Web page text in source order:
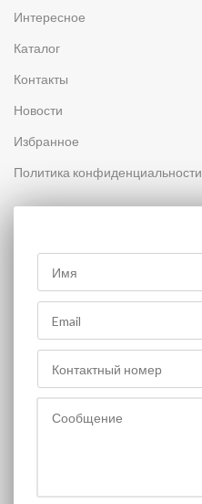
Интересное
Каталог
Контакты
Новости
Избранное
Политика конфиденциальности